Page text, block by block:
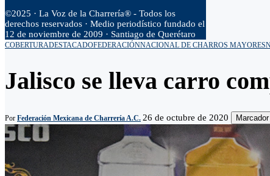
©2025 · La Voz de la Charrería® - Todos los
derechos reservados · Medio periodístico fundado el
12 de noviembre de 2009 · Santiago de Querétaro
COBERTURADESTACADOFEDERACIÓNNACIONAL DE CHARROS MAYORES
Jalisco se lleva carro
Por Federación Mexicana de Charrería A.C. 26 de octubre de 2020 Marcador